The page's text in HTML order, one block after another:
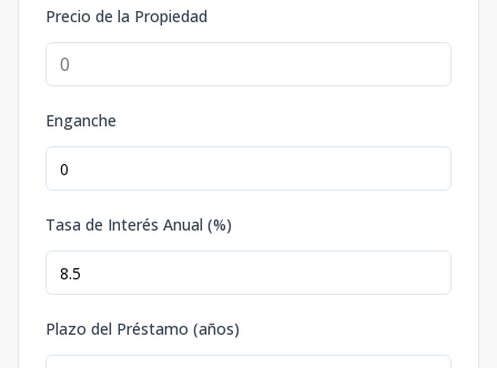
Precio de la Propiedad
Enganche
Tasa de Interés Anual (%)
Plazo del Préstamo (años)